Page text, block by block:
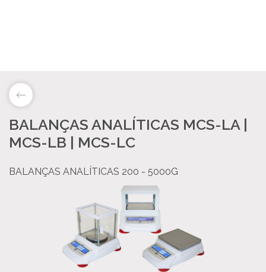
LAB&ID
LOJA ONLINE
BALANÇAS ANALÍTICAS MCS-LA |
MCS-LB | MCS-LC
BALANÇAS ANALÍTICAS 200 - 5000G